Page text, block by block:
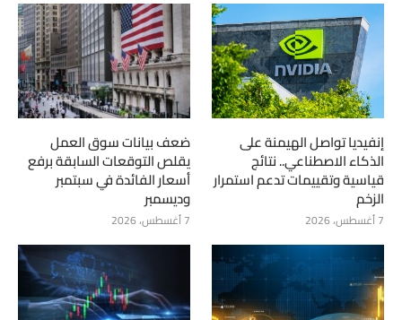
إنفيديا تواصل الهيمنة على
الذكاء الاصطناعي.. نتائج
قياسية وتقييمات تدعم استمرار
الزخم
7 أغسطس، 2026
ضعف بيانات سوق العمل
يقلص التوقعات السابقة برفع
أسعار الفائدة في سبتمبر
وديسمبر
7 أغسطس، 2026